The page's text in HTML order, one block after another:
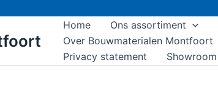
Home Ons assortiment
Over Bouwmaterialen Montfoort
Privacy statement
Showroom